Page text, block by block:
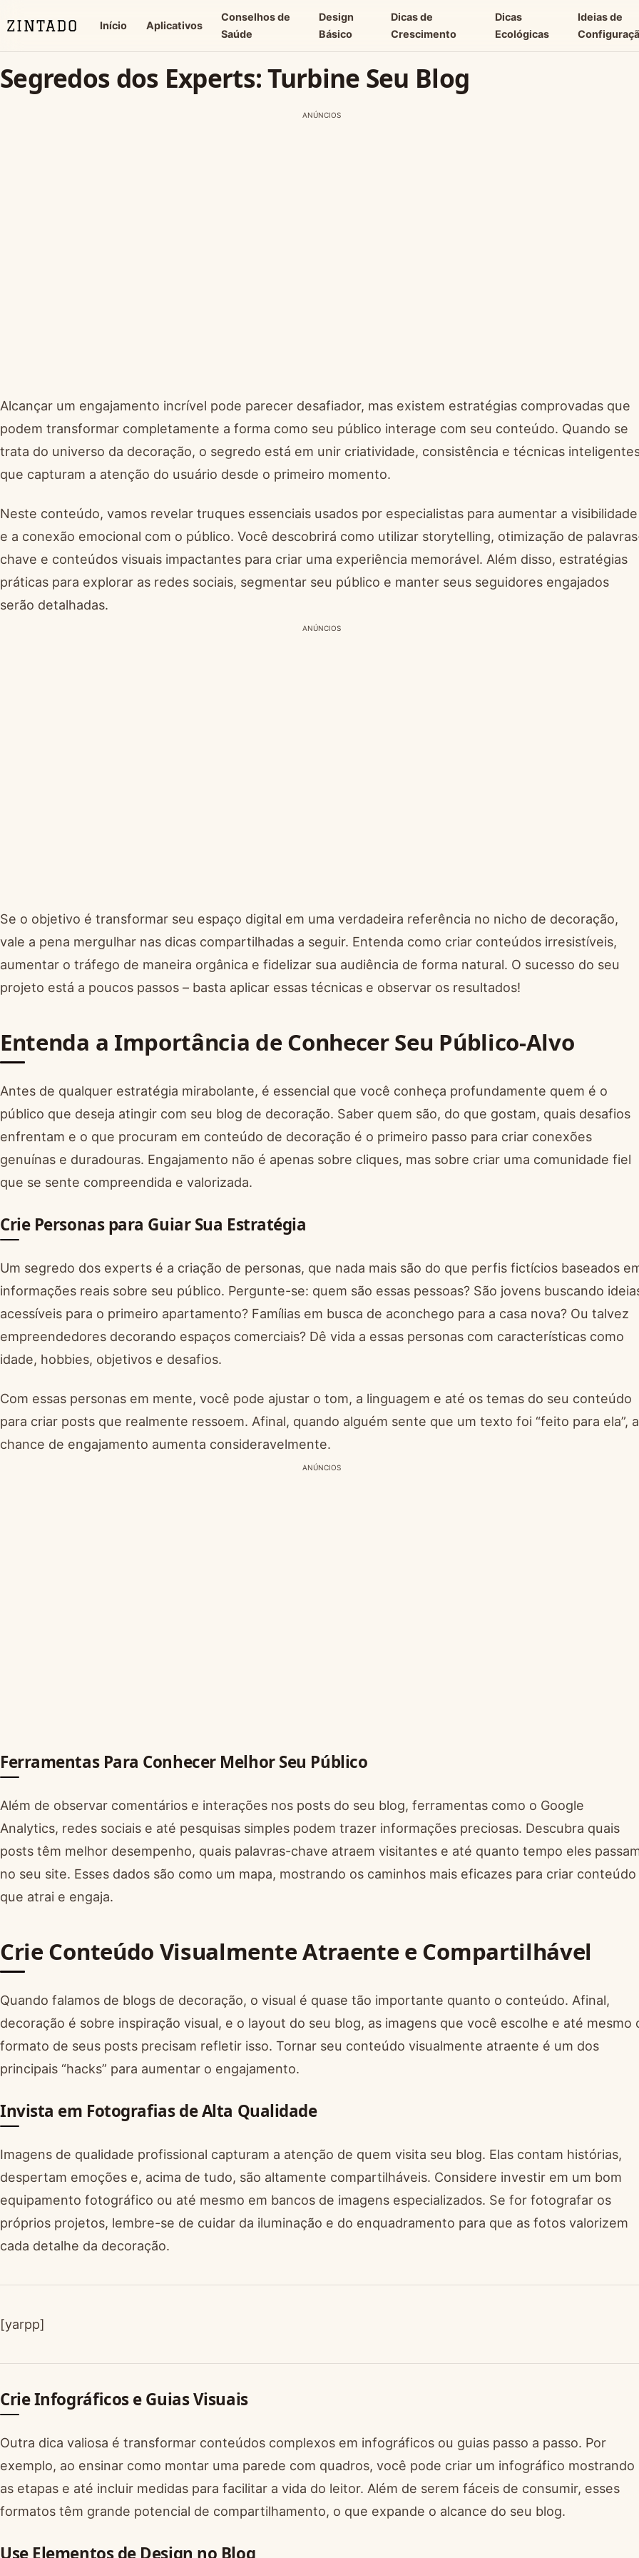
Início Aplicativos
Conselhos de
Saúde
Design
Básico
Dicas de
Crescimento
Dicas
Ecológicas
Ideias de
Segredos dos Experts: Turbine Seu Blog
ANÚNCIOS
Alcançar um engajamento incrível pode parecer desafiador, mas existem estratégias comprovadas que
podem transformar completamente a forma como seu público interage com seu conteúdo. Quando se
trata do universo da decoração, o segredo está em unir criatividade, consistência e técnicas
que capturam a atenção do usuário desde o primeiro momento.
Neste conteúdo, vamos revelar truques essenciais usados por especialistas para aumentar a visibilidade
e a conexão emocional com o público. Você descobrirá como utilizar storytelling, otimização de
chave e conteúdos visuais impactantes para criar uma experiência memorável. Além disso, estratégias
práticas para explorar as redes sociais, segmentar seu público e manter seus seguidores engajados
serão detalhadas.
ANÚNCIOS
Se o objetivo é transformar seu espaço digital em uma verdadeira referência no nicho de decoração,
vale a pena mergulhar nas dicas compartilhadas a seguir. Entenda como criar conteúdos irresistíveis,
aumentar o tráfego de maneira orgânica e fidelizar sua audiência de forma natural. O sucesso do seu
projeto está a poucos passos – basta aplicar essas técnicas e observar os resultados!
Entenda a Importância de Conhecer Seu Público-Alvo
Antes de qualquer estratégia mirabolante, é essencial que você conheça profundamente quem é o
público que deseja atingir com seu blog de decoração. Saber quem são, do que gostam, quais desafios
enfrentam e o que procuram em conteúdo de decoração é o primeiro passo para criar conexões
genuínas e duradouras. Engajamento não é apenas sobre cliques, mas sobre criar uma comunidade fiel
que se sente compreendida e valorizada.
Crie Personas para Guiar Sua Estratégia
Um segredo dos experts é a criação de personas, que nada mais são do que perfis fictícios baseados
informações reais sobre seu público. Pergunte-se: quem são essas pessoas? São jovens buscando
acessíveis para o primeiro apartamento? Famílias em busca de aconchego para a casa nova? Ou talvez
empreendedores decorando espaços comerciais? Dê vida a essas personas com características como
idade, hobbies, objetivos e desafios.
Com essas personas em mente, você pode ajustar o tom, a linguagem e até os temas do seu conteúdo
para criar posts que realmente ressoem. Afinal, quando alguém sente que um texto foi “feito para ela”, a
chance de engajamento aumenta consideravelmente.
ANÚNCIOS
Ferramentas Para Conhecer Melhor Seu Público
Além de observar comentários e interações nos posts do seu blog, ferramentas como o Google
Analytics, redes sociais e até pesquisas simples podem trazer informações preciosas. Descubra quais
posts têm melhor desempenho, quais palavras-chave atraem visitantes e até quanto tempo eles
no seu site. Esses dados são como um mapa, mostrando os caminhos mais eficazes para criar conteúdo
que atrai e engaja.
Crie Conteúdo Visualmente Atraente e Compartilhável
Quando falamos de blogs de decoração, o visual é quase tão importante quanto o conteúdo. Afinal,
decoração é sobre inspiração visual, e o layout do seu blog, as imagens que você escolhe e até mesmo
formato de seus posts precisam refletir isso. Tornar seu conteúdo visualmente atraente é um dos
principais “hacks” para aumentar o engajamento.
Invista em Fotografias de Alta Qualidade
Imagens de qualidade profissional capturam a atenção de quem visita seu blog. Elas contam histórias,
despertam emoções e, acima de tudo, são altamente compartilháveis. Considere investir em um bom
equipamento fotográfico ou até mesmo em bancos de imagens especializados. Se for fotografar os
próprios projetos, lembre-se de cuidar da iluminação e do enquadramento para que as fotos valorizem
cada detalhe da decoração.
[yarpp]
Crie Infográficos e Guias Visuais
Outra dica valiosa é transformar conteúdos complexos em infográficos ou guias passo a passo. Por
exemplo, ao ensinar como montar uma parede com quadros, você pode criar um infográfico mostrando
as etapas e até incluir medidas para facilitar a vida do leitor. Além de serem fáceis de consumir, esses
formatos têm grande potencial de compartilhamento, o que expande o alcance do seu blog.